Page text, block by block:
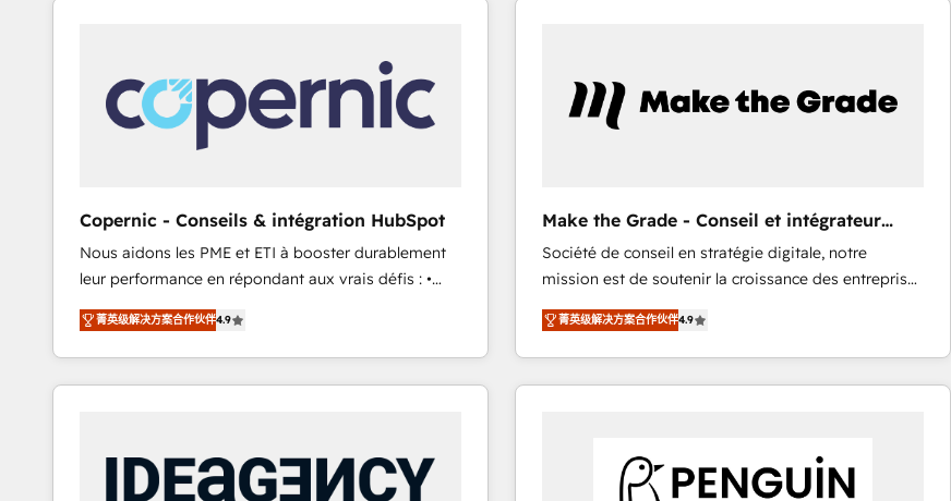
regionalized HubSpot websites, integrated
marketing campaigns, & RevOps frameworks that
fuel long-term success We connect the entire
customer lifecycle through seamless integrations,
and service to drive sustainable growth With 6 key
HubSpot accreditations and experience across
hundreds of organizations in dozens of industries,
there’s a good chance one of our globally integrated
teams has worked with clients just like you Let’s
explore whether S2 is the partner you’ve been
looking for...and get your next big initiative moving!
your time zone. What we do ➤ Onboarding: Live in
weeks, with workflows built around your business,
revenue process. Sales, marketing, and service wired
together. ➤ AI and Integrations: Layer Breeze AI,
custom agents, and APIs to remove manual work. ➤
Ongoing Management: Monthly tune-ups, feature
rollouts, adoption coaching. Buying HubSpot,
switching to it, or reviving a stale portal? We are
built for the work.
Copernic - Conseils & intégration HubSpot
Nous aidons les PME et ETI à booster durablement
leur performance en répondant aux vrais défis : •
Intégration de HubSpot avec d’autres outils (ERP,
téléphonie, etc.) • Alignement des équipes grâce à un
outil et des données partagées • Amélioration de la
collecte et de l’analyse des données pour des
consultants certifiés HubSpot aborde chaque projet
avec un engagement total, alignant processus
菁英级解决方案合作伙伴4.9
Make the Grade - Conseil et intégrateur
HubSpot
Société de conseil en stratégie digitale, notre
mission est de soutenir la croissance des entreprises
B2B à travers l’acquisition de nouveaux clients,
l'intégration CRM et le développement des revenus
auprès de vos comptes existants. En France et à
l'international, nous travaillons avec des ETI
startups florissantes. Nos 3 grandes expertises sont :
➤ L’intégration de CRM et de méthodologie RevOps
菁英级解决方案合作伙伴4.9